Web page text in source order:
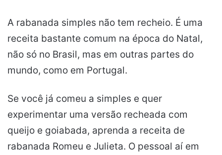
A rabanada simples não tem recheio. É uma
receita bastante comum na época do Natal,
não só no Brasil, mas em outras partes do
mundo, como em Portugal.
Se você já comeu a simples e quer
experimentar uma versão recheada com
queijo e goiabada, aprenda a receita de
rabanada Romeu e Julieta. O pessoal aí em